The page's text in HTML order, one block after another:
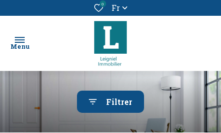
0 Fr
Menu
un bien
Filtrer